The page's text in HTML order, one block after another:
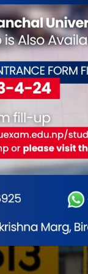
विद्यार्थीको
गर्न सांसद